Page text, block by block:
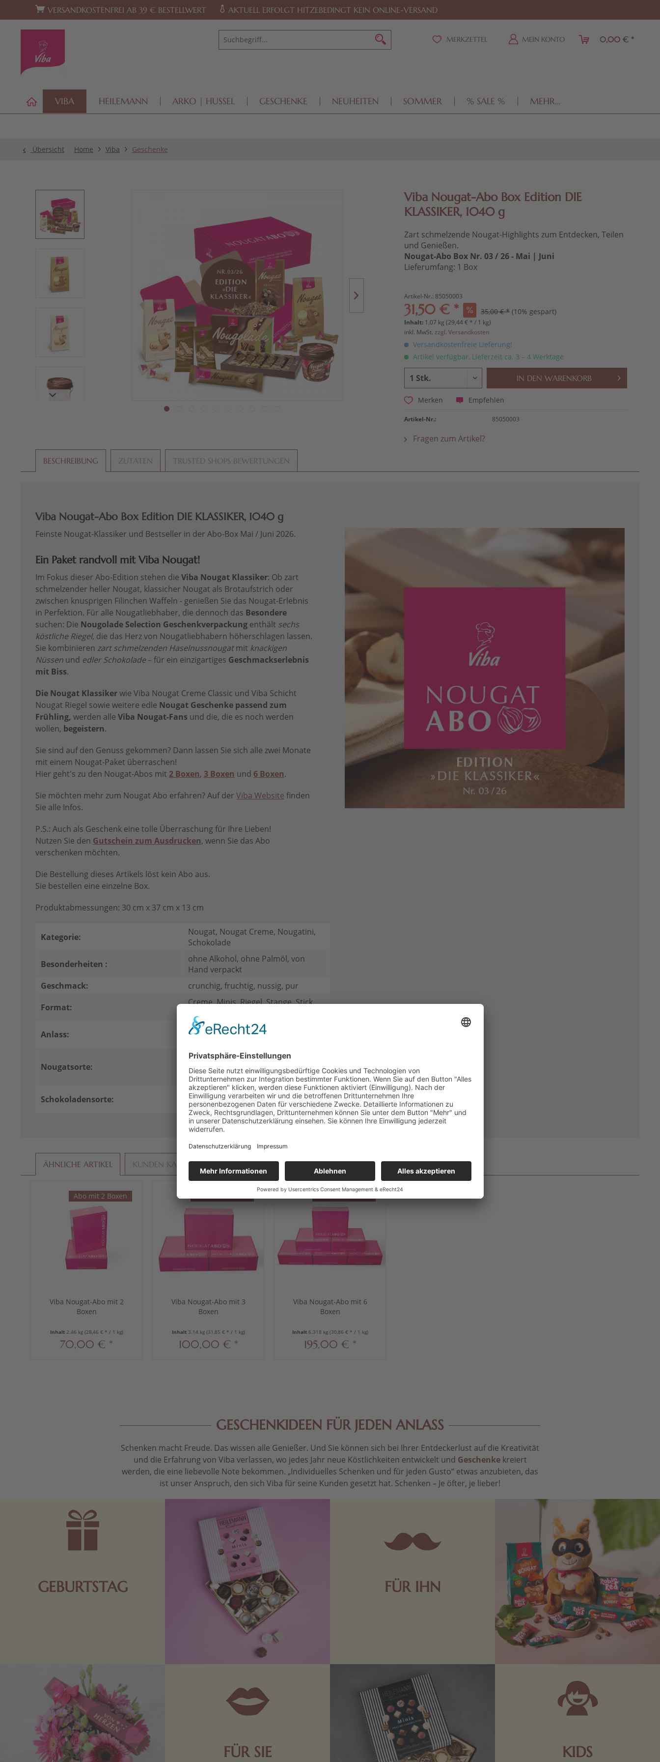
Zur Hauptnavigation springen Zum Footer springen
VERSANDKOSTENFREI AB 39 € BESTELLWERT AKTUELL ERFOLGT HITZEBEDINGT KEIN ONLINE-VERSAND
MERKZETTEL MEIN KONTO 0,00 € *
VIBA HEILEMANN ARKO | HUSSEL GESCHENKE NEUHEITEN SOMMER % SALE % MEHR...
Übersicht Home Viba Geschenke
Viba Nougat-Abo Box Edition DIE
KLASSIKER, 1040 g
Zart schmelzende Nougat-Highlights zum Entdecken, Teilen
und Genießen.
Nougat-Abo Box Nr. 03 / 26 - Mai | Juni
Lieferumfang: 1 Box
Artikel-Nr.: 85050003
31,50 € * 35,00 € * (10% gespart)
Inhalt: 1.07 kg (29,44 € * / 1 kg)
inkl. MwSt.zzgl. Versandkosten
Versandkostenfreie Lieferung!
Artikel verfügbar, Lieferzeit ca. 3 – 4 Werktage
IN DEN WARENKORB
Merken Empfehlen
Artikel-Nr.: 85050003
Fragen zum Artikel?
BESCHREIBUNG ZUTATEN TRUSTED SHOPS BEWERTUNGEN
Viba Nougat-Abo Box Edition DIE KLASSIKER, 1040 g
Feinste Nougat-Klassiker und Bestseller in der Abo-Box Mai / Juni 2026.
Ein Paket randvoll mit Viba Nougat!
Im Fokus dieser Abo-Edition stehen die Viba Nougat Klassiker: Ob zart
schmelzender heller Nougat, klassicher Nougat als Brotaufstrich oder
zwischen knusprigen Filinchen Waffeln - genießen Sie das Nougat-Erlebnis
in Perfektion. Für alle Nougatliebhaber, die dennoch das Besondere
suchen: Die Nougolade Selection Geschenkverpackung enthält sechs
köstliche Riegel, die das Herz von Nougatliebhabern höherschlagen lassen.
Sie kombinieren zart schmelzenden Haselnussnougatmit knackigen
Nüssen und edler Schokolade– für ein einzigartiges Geschmackserlebnis
mit Biss.
Die Nougat Klassikerwie Viba Nougat Creme Classic und Viba Schicht
Nougat Riegel sowie weitere edle Nougat Geschenke passend zum
Frühling, werden alle Viba Nougat-Fans und die, die es noch werden
wollen, begeistern.
Sie sind auf den Genuss gekommen? Dann lassen Sie sich alle zwei Monate
mit einem Nougat-Paket überraschen!
Hier geht's zu den Nougat-Abos mit 2 Boxen, 3 Boxen und 6 Boxen.
Sie möchten mehr zum Nougat Abo erfahren? Auf der Viba Website finden
Sie alle Infos.
P.S.: Auch als Geschenk eine tolle Überraschung für Ihre Lieben!
Nutzen Sie den Gutschein zum Ausdrucken, wenn Sie das Abo
verschenken möchten.
Die Bestellung dieses Artikels löst kein Abo aus.
Sie bestellen eine einzelne Box.
Produktabmessungen: 30 cm x 37 cm x 13 cm
Kategorie:
Nougat, Nougat Creme, Nougatini,
Schokolade
Besonderheiten :
ohne Alkohol, ohne Palmöl, von
Hand verpackt
Geschmack:
crunchig, fruchtig, nussig, pur
Format:
Creme, Minis, Riegel, Stange, Stick,
Anlass:
Für Mich, Kleine Aufmerksamkeit,
Nougatsorte:
Classic Nougat , Erdbeer Nougat,
Nougat mit ... (Biss), Royal Nougat,
Schicht-Nougat
Schokoladensorte:
Gefüllte Schokolade,
Milchschokolade
ÄHNLICHE ARTIKEL KUNDEN KAUFTEN AUCH KUNDEN HABEN SICH EBENFALLS ANGESEHEN
Abo mit 2 Boxen
Viba Nougat-Abo mit 2
Boxen
Inhalt 2.46 kg (28,46 € * / 1 kg)
70,00 € *
Viba Nougat-Abo mit 3
Boxen
Inhalt 3.14 kg (31,85 € * / 1 kg)
100,00 € *
Viba Nougat-Abo mit 6
Boxen
Inhalt 6.318 kg (30,86 € * / 1 kg)
195,00 € *
GESCHENKIDEEN FÜR JEDEN ANLASS
Schenken macht Freude. Das wissen alle Genießer. Und Sie können sich bei Ihrer Entdeckerlust auf die Kreativität
und die Erfahrung von Viba verlassen, wo jedes Jahr neue Köstlichkeiten entwickelt und Geschenkekreiert
werden, die eine liebevolle Note bekommen. „Individuelles Schenken und für jeden Gusto“ etwas anzubieten, das
ist unser Anspruch, den sich Viba für seine Kunden gesetzt hat. Schenken – Je öfter, je lieber!
GEBURTSTAG FÜR IHN
FÜR SIE KIDS